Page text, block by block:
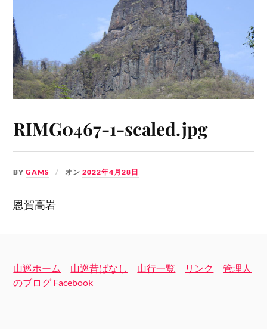
RIMG0467-1-scaled.jpg
BYGAMS オン2022年4月28日
恩賀高岩
山巡ホーム 山巡昔ばなし 山行一覧 リンク
管理人
のブログ Facebook